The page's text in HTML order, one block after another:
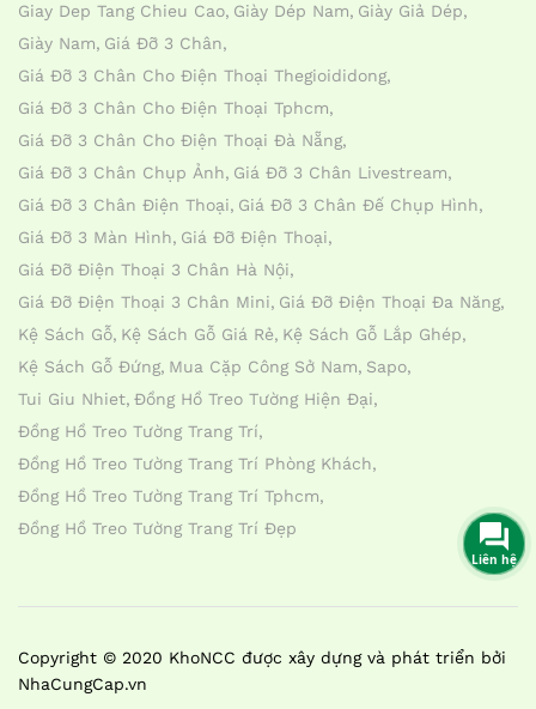
Giay Dep Tang Chieu Cao Giày Dép Nam Giày Giả Dép
Giày Nam Giá Đỡ 3 Chân
Giá Đỡ 3 Chân Cho Điện Thoại Thegioididong
Giá Đỡ 3 Chân Cho Điện Thoại Tphcm
Giá Đỡ 3 Chân Cho Điện Thoại Đà Nẵng
Giá Đỡ 3 Chân Chụp Ảnh Giá Đỡ 3 Chân Livestream
Giá Đỡ 3 Chân Điện Thoại Giá Đỡ 3 Chân Đế Chụp Hình
Giá Đỡ 3 Màn Hình Giá Đỡ Điện Thoại
Giá Đỡ Điện Thoại 3 Chân Hà Nội
Giá Đỡ Điện Thoại 3 Chân Mini Giá Đỡ Điện Thoại Đa Năng
Kệ Sách Gỗ Kệ Sách Gỗ Giá Rẻ Kệ Sách Gỗ Lắp Ghép
Kệ Sách Gỗ Đứng Mua Cặp Công Sở Nam Sapo
Tui Giu Nhiet Đồng Hồ Treo Tường Hiện Đại
Đồng Hồ Treo Tường Trang Trí
Đồng Hồ Treo Tường Trang Trí Phòng Khách
Đồng Hồ Treo Tường Trang Trí Tphcm
Đồng Hồ Treo Tường Trang Trí Đẹp
Copyright © 2020 KhoNCC được xây dựng và phát triển bởi
NhaCungCap.vn
Liên hệ